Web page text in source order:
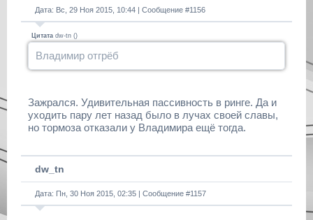
Дата: Вс, 29 Ноя 2015, 10:44 | Сообщение #1156
Цитата dw-tn ()
Владимир отгрёб
Зажрался. Удивительная пассивность в ринге. Да и
уходить пару лет назад было в лучах своей славы,
но тормоза отказали у Владимира ещё тогда.
dw_tn
Дата: Пн, 30 Ноя 2015, 02:35 | Сообщение #1157